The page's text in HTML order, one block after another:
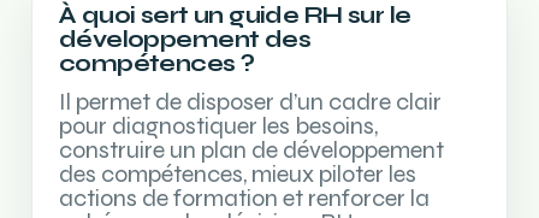
À quoi sert un guide RH sur le
développement des
compétences ?
Il permet de disposer d’un cadre clair
pour diagnostiquer les besoins,
construire un plan de développement
des compétences, mieux piloter les
actions de formation et renforcer la